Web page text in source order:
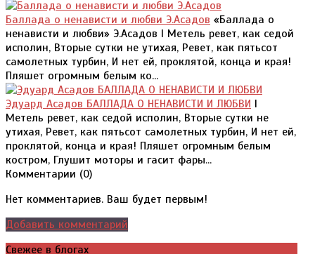
Баллада о ненависти и любви Э.Асадов «Баллада о
ненависти и любви» Э.Асадов I Метель ревет, как седой
исполин, Вторые сутки не утихая, Ревет, как пятьсот
самолетных турбин, И нет ей, проклятой, конца и края!
Пляшет огромным белым ко...
Эдуард Асадов БАЛЛАДА О НЕНАВИСТИ И ЛЮБВИ I
Метель ревет, как седой исполин, Вторые сутки не
утихая, Ревет, как пятьсот самолетных турбин, И нет ей,
проклятой, конца и края! Пляшет огромным белым
костром, Глушит моторы и гасит фары...
Комментарии (0)
Нет комментариев. Ваш будет первым!
Добавить комментарий
Свежее в блогах